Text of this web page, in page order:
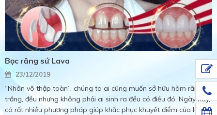
Bọc răng sứ Lava
23/12/2019
“Nhân vô thập toàn”, chúng ta ai cũng muốn sở hữu hàm răng
trắng, đều nhưng không phải ai sinh ra đều có điều đó. Ngày này,
có rất nhiều phương pháp giúp khắc phục khuyết điểm của hàm